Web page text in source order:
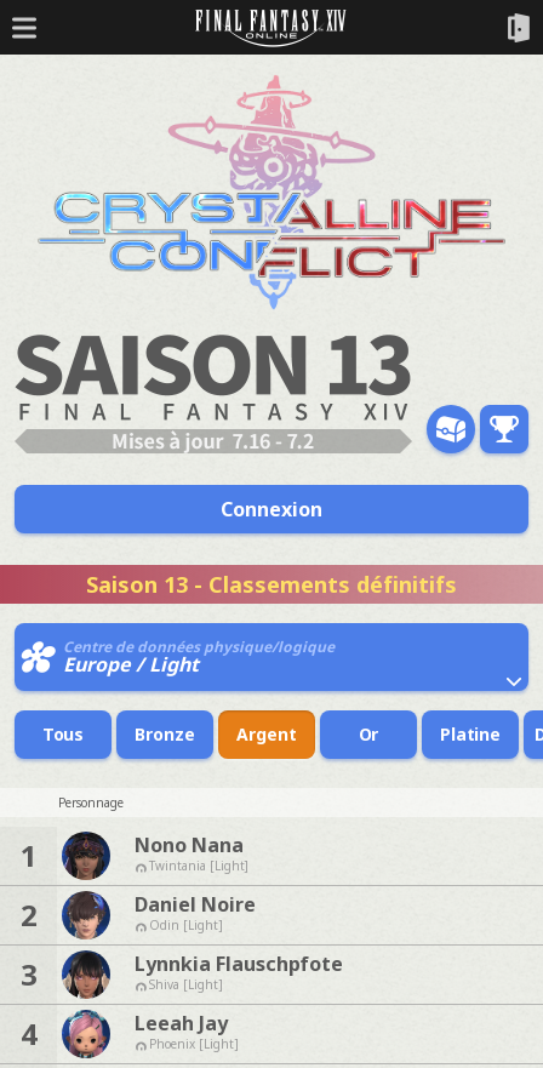
Connexion
Saison 13 - Classements définitifs
Centre de données physique/logique
Europe / Light
Tous Bronze Argent Or Platine
Personnage
1 Nono Nana
Twintania [Light]
2 Daniel Noire
Odin [Light]
3 Lynnkia Flauschpfote
Shiva [Light]
4 Leeah Jay
Phoenix [Light]